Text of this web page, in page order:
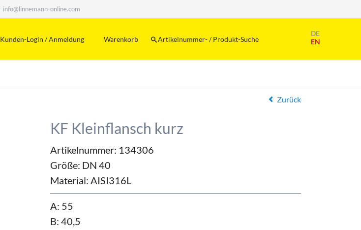
info@linnemann-online.com
DE
EN
überspringen
Kunden-Login / Anmeldung Warenkorb Artikelnummer- / Produkt-Suche
Zurück
KF Kleinflansch kurz
Artikelnummer: 134306
Größe: DN 40
Material: AISI316L
A: 55
B: 40,5